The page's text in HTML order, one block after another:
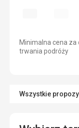
Minimalna cena
trwania podróży
Wszystkie